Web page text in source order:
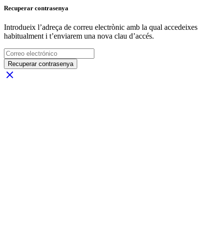
Recuperar contrasenya
Introdueix l’adreça de correu electrònic amb la qual accedeixes
habitualment i t’enviarem una nova clau d’accés.
Recuperar contrasenya
close